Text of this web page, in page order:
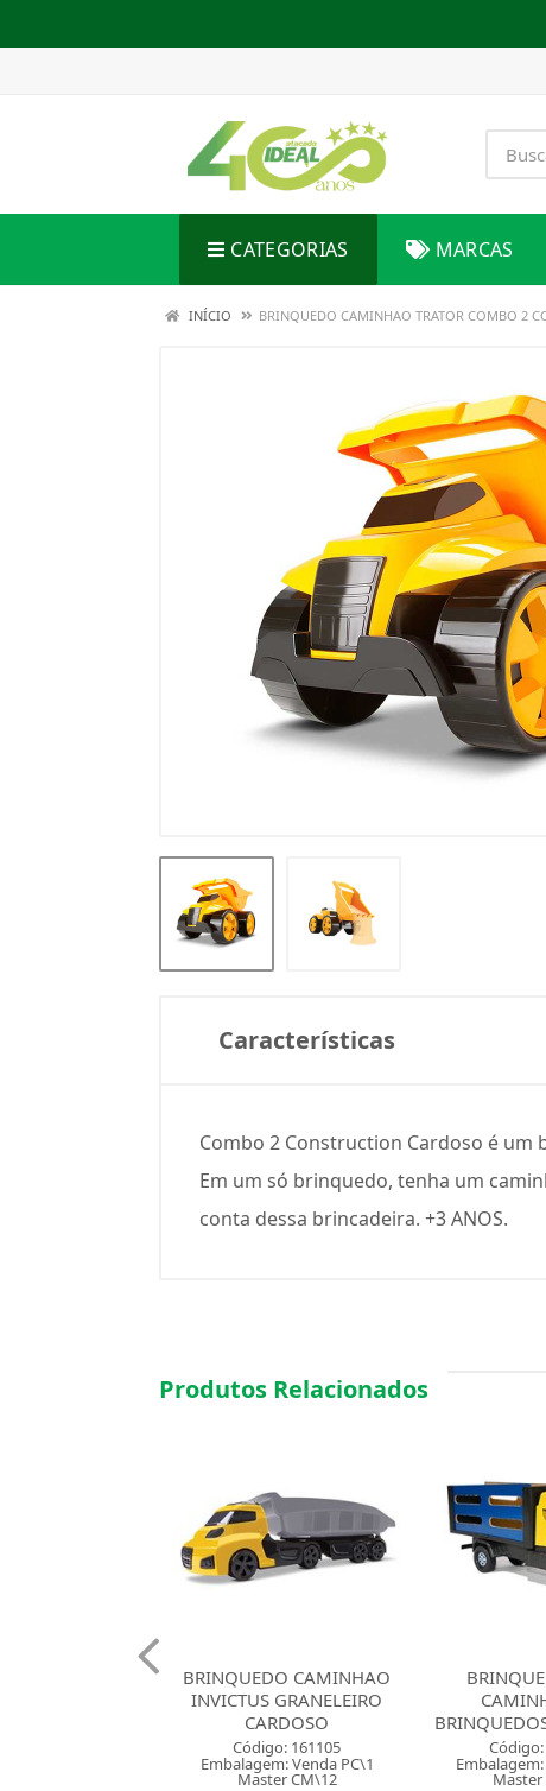
CATEGORIAS MARCAS
INÍCIO BRINQUEDO CAMINHAO TRATOR COMBO 2
Características
Combo 2 Construction Cardoso é um
Em um só brinquedo, tenha um
conta dessa brincadeira. +3 ANOS.
Produtos Relacionados
BRINQUEDO MINI
CAMINHAO PA
BRINQUEDOS BOIADEIRO
Código: 165265
Embalagem: Venda PC\1
Master CM\60